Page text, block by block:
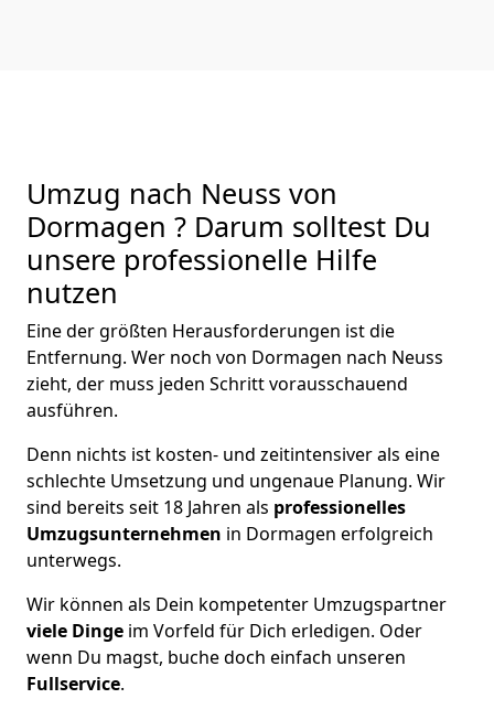
Umzug nach Neuss von
Dormagen ? Darum solltest Du
unsere professionelle Hilfe
nutzen
Eine der größten Herausforderungen ist die
Entfernung. Wer noch von Dormagen nach Neuss
zieht, der muss jeden Schritt vorausschauend
ausführen.
Denn nichts ist kosten- und zeitintensiver als eine
schlechte Umsetzung und ungenaue Planung. Wir
sind bereits seit 18 Jahren als professionelles
Umzugsunternehmen in Dormagen erfolgreich
unterwegs.
Wir können als Dein kompetenter Umzugspartner
viele Dinge im Vorfeld für Dich erledigen. Oder
wenn Du magst, buche doch einfach unseren
Fullservice.